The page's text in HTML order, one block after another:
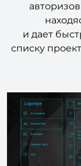
и дает
списку